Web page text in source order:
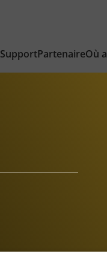
SupportPartenaireOù